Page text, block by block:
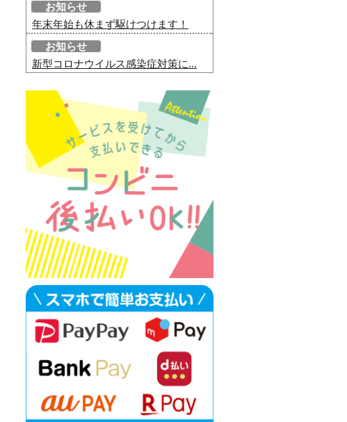
お知らせ
年末年始も休まず駆けつけます！
お知らせ
新型コロナウイルス感染症対策に...